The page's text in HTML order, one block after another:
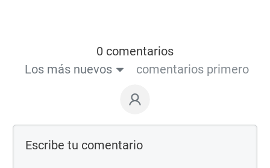
0 comentarios
Los más nuevos
comentarios primero